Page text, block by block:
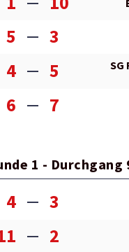
5 3
4 5
6 7
1 - Durchgang
4 3
2